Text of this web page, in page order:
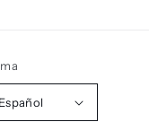
Español